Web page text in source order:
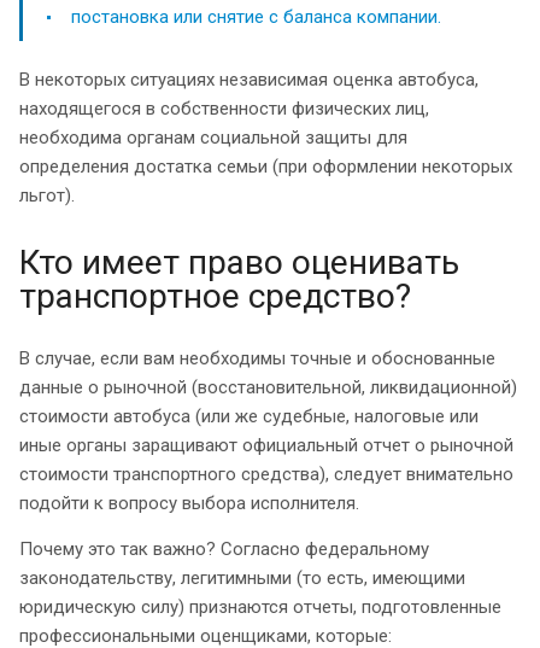
постановка или снятие с баланса компании.
В некоторых ситуациях независимая оценка автобуса,
находящегося в собственности физических лиц,
необходима органам социальной защиты для
определения достатка семьи (при оформлении некоторых
льгот).
Кто имеет право оценивать
транспортное средство?
В случае, если вам необходимы точные и обоснованные
данные о рыночной (восстановительной, ликвидационной)
стоимости автобуса (или же судебные, налоговые или
иные органы заращивают официальный отчет о рыночной
стоимости транспортного средства), следует внимательно
подойти к вопросу выбора исполнителя.
Почему это так важно? Согласно федеральному
законодательству, легитимными (то есть, имеющими
юридическую силу) признаются отчеты, подготовленные
профессиональными оценщиками, которые: